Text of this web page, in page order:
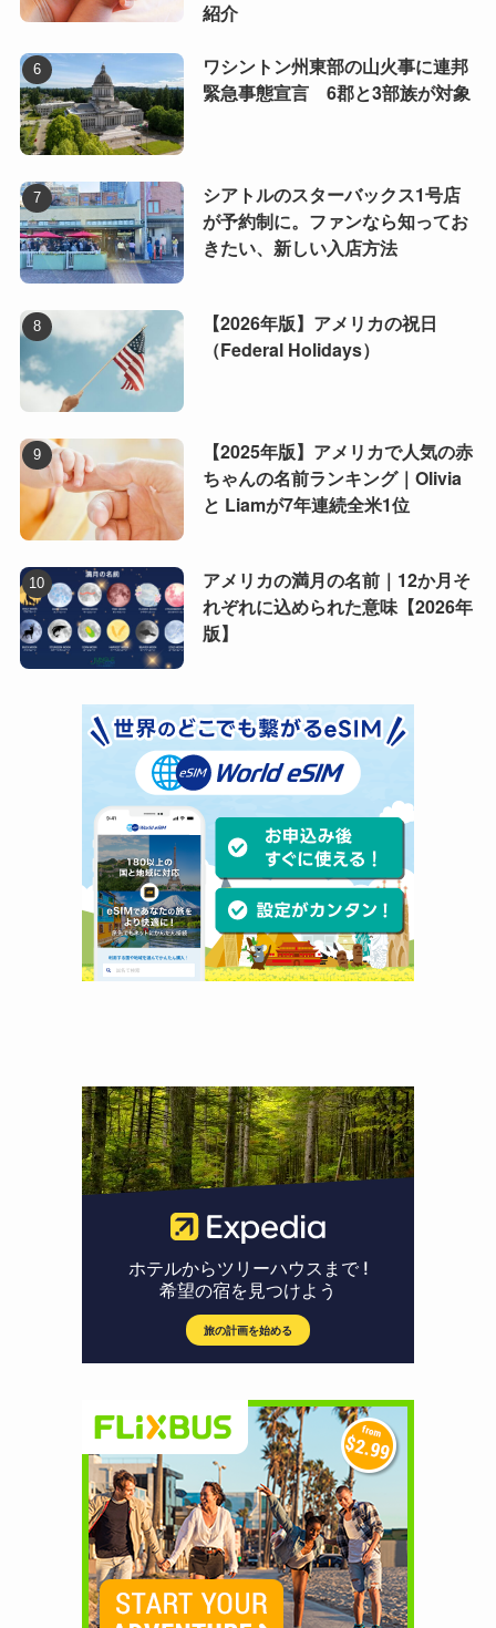
紹介
ワシントン州東部の山火事に連邦
緊急事態宣言 6郡と3部族が対象
シアトルのスターバックス1号店
が予約制に。ファンなら知ってお
きたい、新しい入店方法
【2026年版】アメリカの祝日
（Federal Holidays）
【2025年版】アメリカで人気の赤
ちゃんの名前ランキング｜Olivia
と Liamが7年連続全米1位
アメリカの満月の名前｜12か月そ
れぞれに込められた意味【2026年
版】